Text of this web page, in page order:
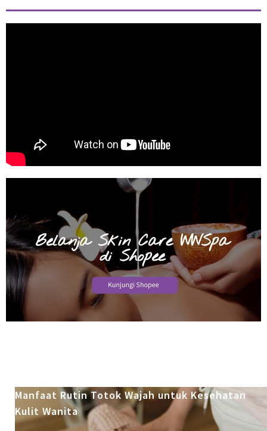
Manfaat Rutin Totok Wajah untuk Kesehatan
Kulit Wanita